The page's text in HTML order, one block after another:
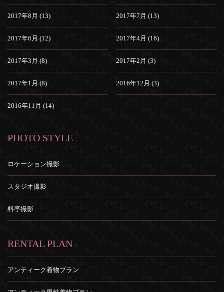
2017年8月 (13) 2017年7月 (13)
2017年6月 (12) 2017年4月 (16)
2017年3月 (8) 2017年2月 (3)
2017年1月 (8) 2016年12月 (3)
2016年11月 (14)
PHOTO STYLE
ロケーション撮影
スタジオ撮影
料亭撮影
RENTAL PLAN
アンティーク着物プラン